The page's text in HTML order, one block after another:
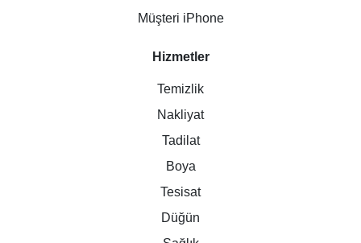
Müşteri iPhone
Hizmetler
Temizlik
Nakliyat
Tadilat
Boya
Tesisat
Düğün